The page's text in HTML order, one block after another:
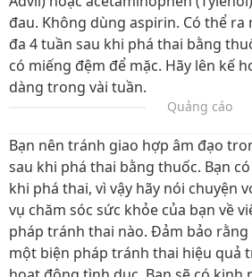
đau. Không dùng aspirin. Có thể
đa 4 tuần sau khi phá thai bằng
có miếng đệm để mặc. Hãy lên kế
dàng trong vài tuần.
Quảng cáo
Bạn nên tránh giao hợp âm đạo
sau khi phá thai bằng thuốc. Bạn
khi phá thai, vì vậy hãy nói chuyện
vụ chăm sóc sức khỏe của bạn về
pháp tránh thai nào. Đảm bảo
một biện pháp tránh thai hiệu quả